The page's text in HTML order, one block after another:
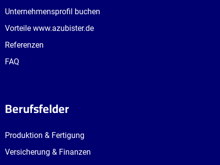
Unternehmensprofil buchen
Vorteile www.azubister.de
Referenzen
FAQ
Berufsfelder
Produktion & Fertigung
Versicherung & Finanzen